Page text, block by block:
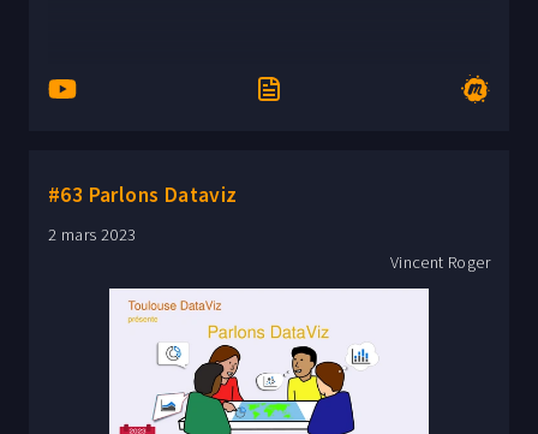
#63 Parlons Dataviz
2 mars 2023
Vincent Roger